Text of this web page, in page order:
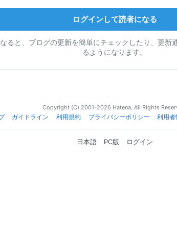
ログインして読者になる
ると、ブログの更新を簡単にチェックしたり、更新
るようになります。
Copyright (C) 2001-2026 Hatena. All Rights
ガイドライン 利用規約 プライバシーポリシー 利用者
日本語 PC版 ログイン